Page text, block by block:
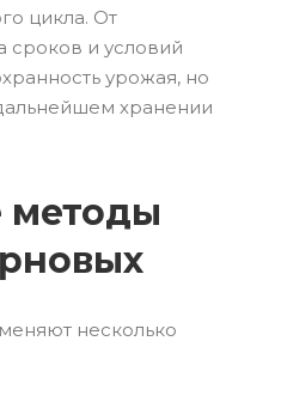
цикла. От
сроков и условий
урожая, но
хранении
методы
несколько